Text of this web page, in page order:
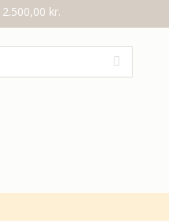
2.500,00 kr.